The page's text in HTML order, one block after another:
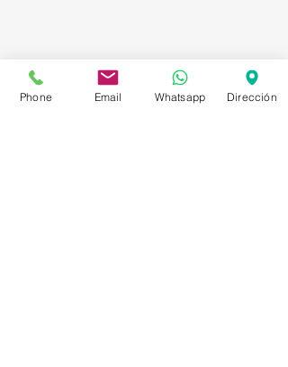
Phone Email Whatsapp Dirección